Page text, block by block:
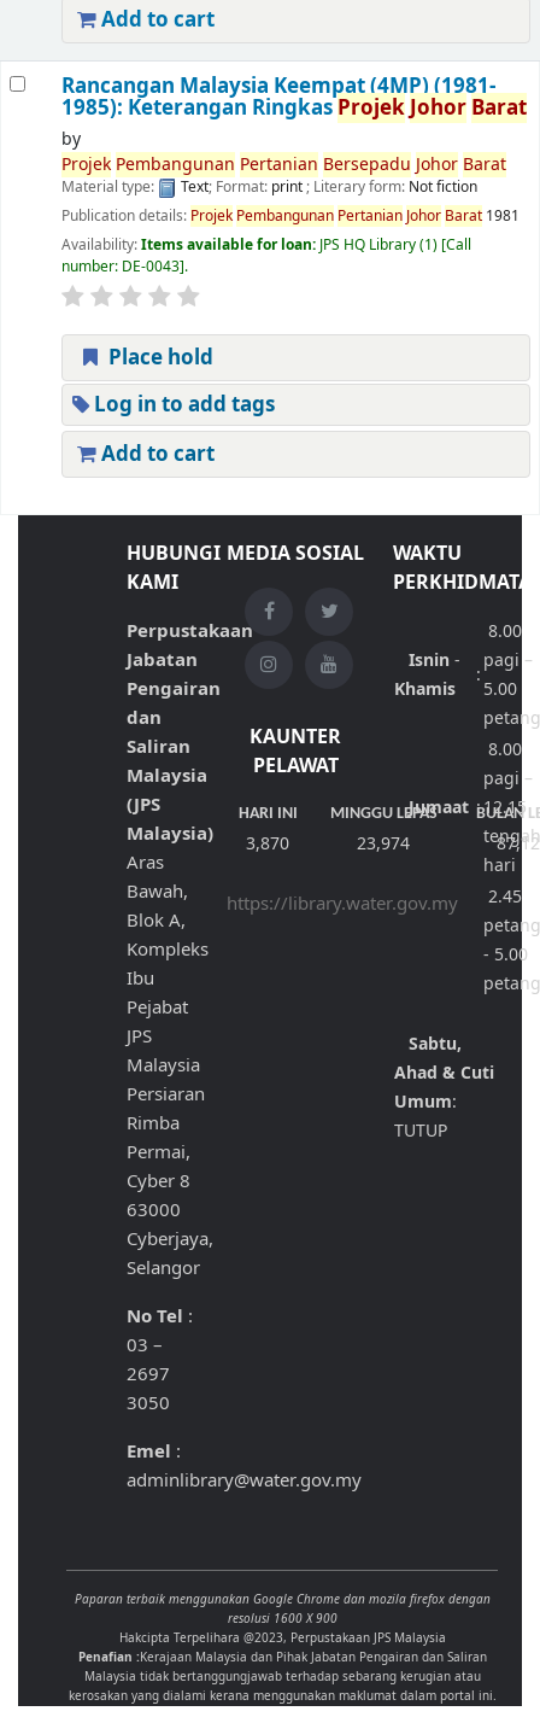
Add to cart
Rancangan Malaysia Keempat (4MP) (1981-
1985): Keterangan RingkasProjekJohor Barat
by
Projek Pembangunan Pertanian Bersepadu Johor Barat
Material type: Text; Format: print; Literary form: Not fiction
Publication details: Projek Pembangunan Pertanian Johor Barat 1981
Availability:Items available for loan: JPS HQ Library(1) Call
number: DE-0043 .
Place hold
Log in to add tags
Add to cart
HUBUNGI
KAMI
Perpustakaan
Jabatan
Pengairan
dan
Saliran
Malaysia
(JPS
Malaysia)
Aras
Bawah,
Blok A,
Kompleks
Ibu
Pejabat
JPS
Malaysia
Persiaran
Rimba
Permai,
Cyber 8
63000
Cyberjaya,
Selangor
No Tel :
03 –
2697
3050
Emel :
adminlibrary@water.gov.my
MEDIA SOSIAL
KAUNTER
PELAWAT
HARI INI MINGGU LEPAS BULAN
3,870 23,974
https://library.water.gov.my
WAKTU
Isnin-
Khamis
:
8.00
pagi –
5.00
Jumaat :
8.00
pagi –
12.15
hari
2.45
- 5.00
Sabtu,
Ahad & Cuti
Umum:
TUTUP
Paparan terbaik menggunakan Google Chrome dan mozila firefox dengan
resolusi 1600 X 900
Hakcipta Terpelihara @2023, Perpustakaan JPS Malaysia
Penafian :Kerajaan Malaysia dan Pihak Jabatan Pengairan dan Saliran
Malaysia tidak bertanggungjawab terhadap sebarang kerugian atau
kerosakan yang dialami kerana menggunakan maklumat dalam portal ini.